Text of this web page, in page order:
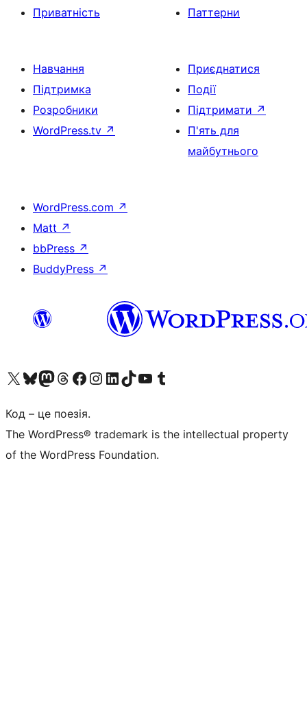
Приватність
Паттерни
Навчання
Підтримка
Розробники
WordPress.tv ↗
Приєднатися
Події
Підтримати ↗
П'ять для
майбутнього
WordPress.com ↗
Matt ↗
bbPress ↗
BuddyPress ↗
Visit our X (formerly Twitter) account
Visit our Bluesky account
Завітайте до нашої стрічки в Mastodon
Visit our Threads account
Завітайте на нашу сторінку в Facebook
Visit our Instagram account
Visit our LinkedIn account
Visit our TikTok account
Visit our YouTube channel
Visit our Tumblr account
Код – це поезія.
The WordPress® trademark is the intellectual property
of the WordPress Foundation.